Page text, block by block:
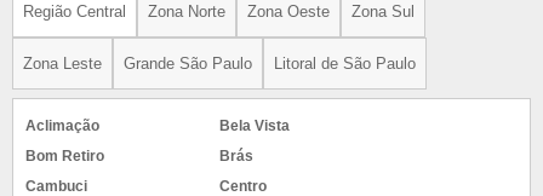
Região Central Zona Norte Zona Oeste Zona Sul
Zona Leste Grande São Paulo Litoral de São Paulo
Aclimação
Bela Vista
Bom Retiro
Brás
Cambuci
Centro